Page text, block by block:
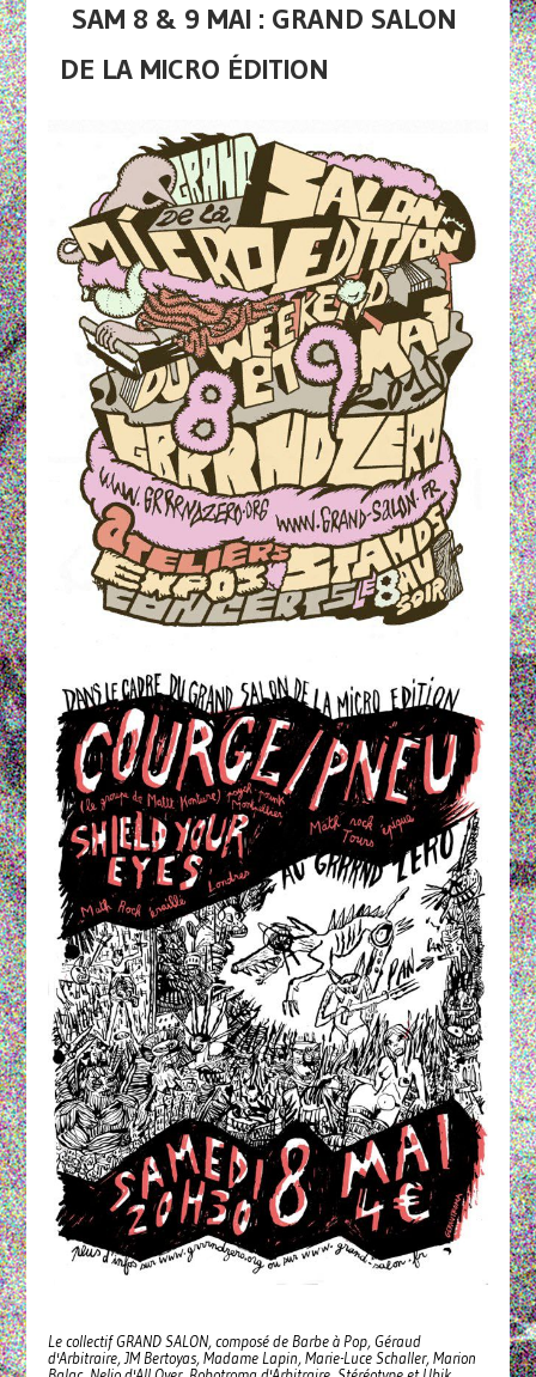
SAM 8 & 9 MAI : GRAND SALON
DE LA MICRO ÉDITION
Le collectif GRAND SALON, composé de Barbe à Pop, Géraud
d'Arbitraire, JM Bertoyas, Madame Lapin, Marie-Luce Schaller, Marion